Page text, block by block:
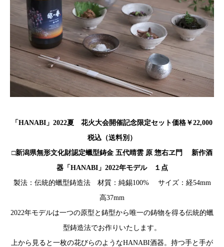
「HANABI」2022夏 花火大会開催記念限定セット価格￥22,000
税込（送料別）
□新潟県無形文化財認定蠟型鋳金 五代晴雲 原 惣右ヱ門 新作酒
器「HANABI」2022年モデル １点
製法：伝統的蠟型鋳造法 材質：純錫100% サイズ：経54mm
高37mm
2022年モデルは一つの原型と鋳型から唯一の鋳物を得る伝統的蠟
型鋳造法でお作りいたします。
上から見ると一枚の花びらのようなHANABI酒器。持つ手と手が